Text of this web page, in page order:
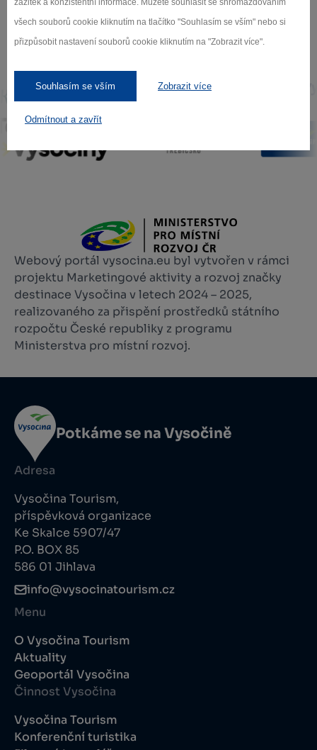
zážitek a konzistentní informace. Můžete souhlasit se shromažďováním
všech souborů cookie kliknutím na tlačítko "Souhlasím se vším" nebo si
přizpůsobit nastavení souborů cookie kliknutím na "Zobrazit více".
Souhlasím se vším Zobrazit více
Odmítnout a zavřít
Naši partneři
Webový portál vysocina.eu byl vytvořen v rámci
projektu Marketingové aktivity a rozvoj značky
destinace Vysočina v letech 2024 – 2025,
realizovaného za přispění prostředků státního
rozpočtu České republiky z programu
Ministerstva pro místní rozvoj.
Potkáme se na Vysočině
Adresa
Vysočina Tourism,
příspěvková organizace
Ke Skalce 5907/47
P.O. BOX 85
586 01 Jihlava
info@vysocinatourism.cz
Menu
O Vysočina Tourism
Aktuality
Geoportál Vysočina
Činnost Vysočina
Vysočina Tourism
Konferenční turistika